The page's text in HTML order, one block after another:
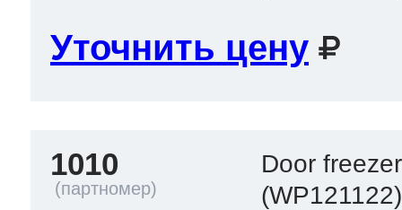
Уточнить цену
1010
Door freezer
(WP121122)